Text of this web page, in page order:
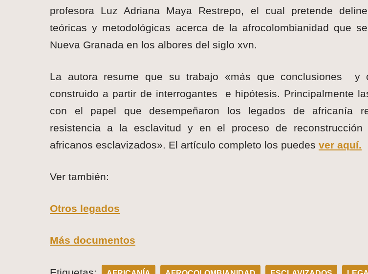
profesora Luz Adriana Maya Restrepo, el cual pretende
teóricas y metodológicas acerca de la afrocolombianidad que
Nueva Granada en los albores del siglo xvn.
La autora resume que su trabajo «más que conclusiones y
construido a partir de interrogantes e hipótesis. Principalmente
con el papel que desempeñaron los legados de africanía
resistencia a la esclavitud y en el proceso de
africanos esclavizados». El artículo completo los puedes ver aquí.
Ver también:
Otros legados
Más documentos